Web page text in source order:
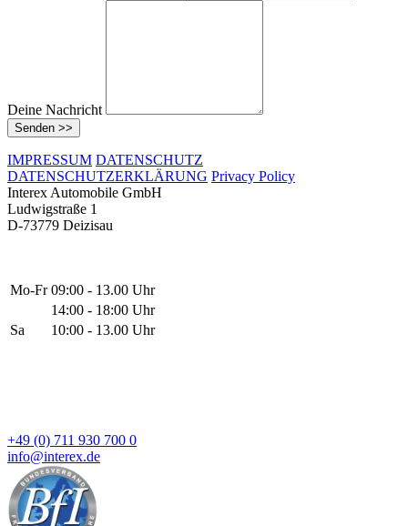
Deine Nachricht
Senden >>
IMPRESSUM DATENSCHUTZ
DATENSCHUTZERKLÄRUNG Privacy Policy
Interex Automobile GmbH
Ludwigstraße 1
D-73779 Deizisau
Mo-Fr 09:00 - 13.00 Uhr
14:00 - 18:00 Uhr
Sa
10:00 - 13.00 Uhr
+49 (0) 711 930 700 0
info@interex.de